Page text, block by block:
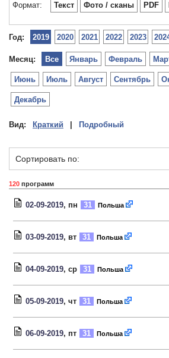
Формат: Текст Фото / сканы PDF
Год: 2019 2020 2021 2022 2023
Месяц: Январь Февраль
Июнь Июль Август Сентябрь
Декабрь
Все
Вид: Краткий Подробный
Сортировать по:
120 программ
02-09-2019, пн 31 Польша
03-09-2019, вт 31 Польша
04-09-2019, ср 31 Польша
05-09-2019, чт 31 Польша
06-09-2019, пт 31 Польша